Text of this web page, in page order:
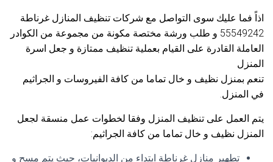
اذاً فما عليك سوى التواصل مع شركات تنظيف المنازل غرناطة
55549242 و طلب ورشة مختصة مكونة من مجموعة من الكوادر
العاملة القادرة على القيام بعملية تنظيف ممتازة و جعل اسرة
المنزل
تنعم بمنزل نظيف و خال تماما من كافة الفيروسات و الجراثيم
في المنزل.
يتم العمل على تنظيف المنزل وفقا لخطوات عمل منسقة لجعل
المنزل نظيف و خال تماما من كافة الجراثيم:
تطهير منازل غرناطة ابتداء من الديوانيات، حيث يتم مسح و